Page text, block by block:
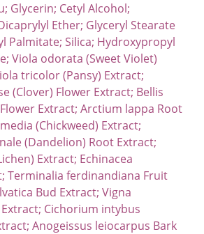
Glycerin; Cetyl Alcohol;
Ether; Glyceryl Stearate
Palmitate; Silica; Hydroxypropyl
Viola odorata (Sweet Violet)
tricolor (Pansy) Extract;
(Clover) Flower Extract; Bellis
Extract; Arctium lappa Root
(Chickweed) Extract;
(Dandelion) Root Extract;
Extract; Echinacea
Terminalia ferdinandiana Fruit
Bud Extract; Vigna
Cichorium intybus
Anogeissus leiocarpus Bark